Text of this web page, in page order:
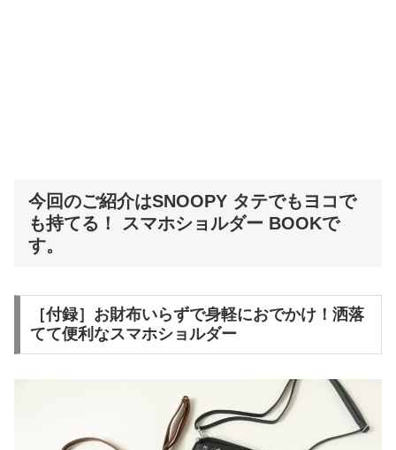
今回のご紹介はSNOOPY タテでもヨコで
も持てる！ スマホショルダー BOOKで
す。
［付録］お財布いらずで身軽におでかけ！洒落
てて便利なスマホショルダー